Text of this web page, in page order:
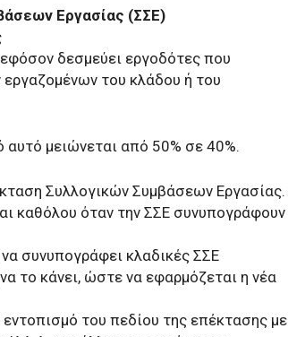
Εργασίας (ΣΣΕ)
δεσμεύει εργοδότες που
του κλάδου ή του
μειώνεται από 50% σε 40%.
Συλλογικών Συμβάσεων Εργασίας.
καθόλου όταν την ΣΣΕ συνυπογράφουν
συνυπογράφει κλαδικές ΣΣΕ
το κάνει, ώστε να εφαρμόζεται η νέα
του πεδίου της επέκτασης με